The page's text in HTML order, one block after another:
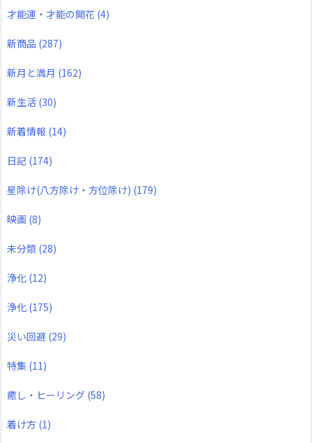
才能運・才能の開花 (4)
新商品 (287)
新月と満月 (162)
新生活 (30)
新着情報 (14)
日記 (174)
星除け(八方除け・方位除け) (179)
映画 (8)
未分類 (28)
浄化 (12)
浄化 (175)
災い回避 (29)
特集 (11)
癒し・ヒーリング (58)
着け方 (1)